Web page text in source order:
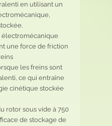
en utilisant un
électromécanique
une force de friction
les freins sont
ce qui entraîne
cinétique stockée
rotor sous vide à 750
de stockage de